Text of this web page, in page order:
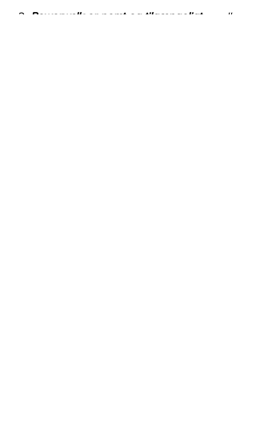
Powerwalk er nemt og tilgængeligtog alle